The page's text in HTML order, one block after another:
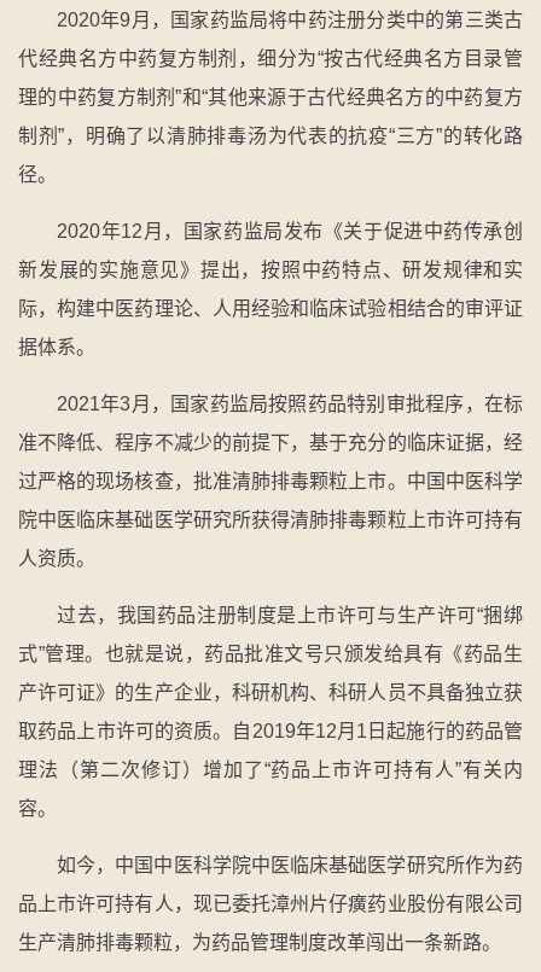
2020年9月，国家药监局将中药注册分类中的第三类古
代经典名方中药复方制剂，细分为“按古代经典名方目录管
理的中药复方制剂”和“其他来源于古代经典名方的中药复方
制剂”，明确了以清肺排毒汤为代表的抗疫“三方”的转化路
径。
2020年12月，国家药监局发布《关于促进中药传承创
新发展的实施意见》提出，按照中药特点、研发规律和实
际，构建中医药理论、人用经验和临床试验相结合的审评证
据体系。
2021年3月，国家药监局按照药品特别审批程序，在标
准不降低、程序不减少的前提下，基于充分的临床证据，经
过严格的现场核查，批准清肺排毒颗粒上市。中国中医科学
院中医临床基础医学研究所获得清肺排毒颗粒上市许可持有
人资质。
过去，我国药品注册制度是上市许可与生产许可“捆绑
式”管理。也就是说，药品批准文号只颁发给具有《药品生
产许可证》的生产企业，科研机构、科研人员不具备独立获
取药品上市许可的资质。自2019年12月1日起施行的药品管
理法（第二次修订）增加了“药品上市许可持有人”有关内
容。
如今，中国中医科学院中医临床基础医学研究所作为药
品上市许可持有人，现已委托漳州片仔癀药业股份有限公司
生产清肺排毒颗粒，为药品管理制度改革闯出一条新路。